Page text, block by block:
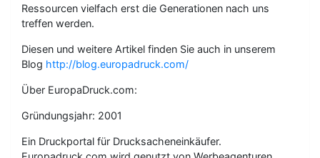
Ressourcen vielfach erst die Generationen nach uns
treffen werden.
Diesen und weitere Artikel finden Sie auch in unserem
Blog http://blog.europadruck.com/
Über EuropaDruck.com:
Gründungsjahr: 2001
Ein Druckportal für Drucksacheneinkäufer.